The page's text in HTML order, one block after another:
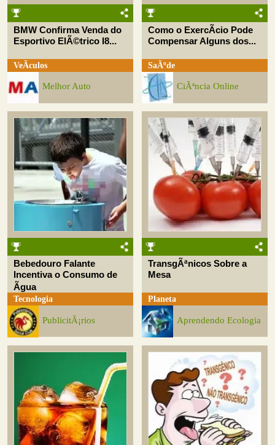
BMW Confirma Venda do
Esportivo ElÃ©trico I8...
VeÃ­culos
Melhor Auto
Como o ExercÃ­cio Pode
Compensar Alguns dos...
SaÃºde
CiÃªncia Online
Bebedouro Falante
Incentiva o Consumo de
Ãgua
Tecnologia
PublicitÃ¡rios
TransgÃªnicos Sobre a
Mesa
Planeta
Aprendendo Ecologia